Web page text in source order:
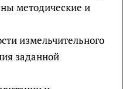
методические и
измельчительного
заданной